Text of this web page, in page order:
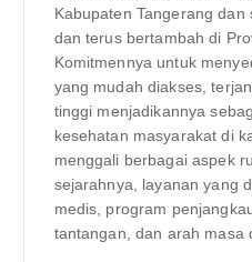
Kabupaten Tangerang
dan terus bertambah di
Komitmennya untuk
yang mudah diakses,
tinggi menjadikannya
kesehatan masyarakat di
menggali berbagai aspek
sejarahnya, layanan yang
medis, program
tantangan, dan arah masa